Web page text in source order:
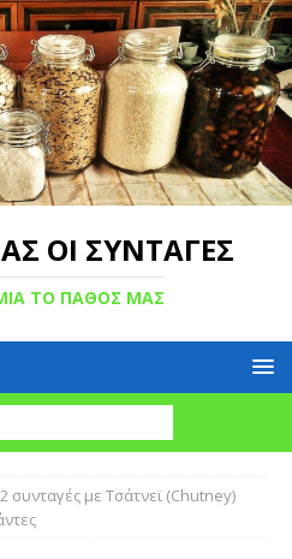
ΟΙ ΣΥΝΤΑΓΕΣ
ΤΟ ΠΑΘΟΣ ΜΑΣ
2 συνταγές με Τσάτνεϊ (Chutney)